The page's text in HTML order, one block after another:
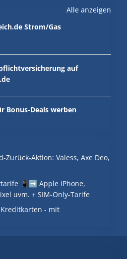
Alle anzeigen
Strom/Gas
auf
Bonus-Deals werben
Zurück-Aktion: Valess, Axe Deo,
📱➡️ Apple iPhone,
uvm. + SIM-Only-Tarife
- mit